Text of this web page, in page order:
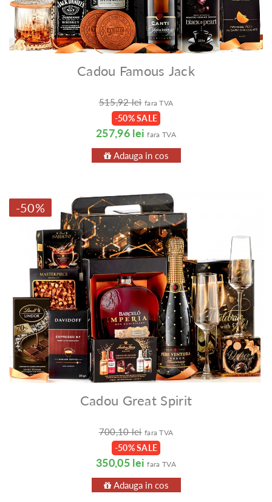
Cadou Famous Jack
515,92 lei fara TVA
-50% SALE
257,96 lei fara TVA
Adauga in cos
-50%
Cadou Great Spirit
700,10 lei fara TVA
-50% SALE
350,05 lei fara TVA
Adauga in cos